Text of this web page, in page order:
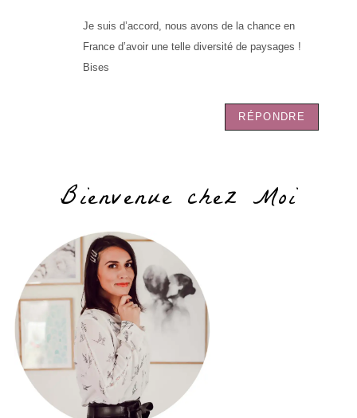
Je suis d’accord, nous avons de la chance en
France d’avoir une telle diversité de paysages !
Bises
RÉPONDRE
Bienvenue chez Moi